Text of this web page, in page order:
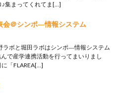
♪集まってくれてま[…]
会＠シンポ―情報システム
ラボと堀田ラボはシンポ―情報システム
で産学連携活動を行ってまいりまし
「FLAREA[…]